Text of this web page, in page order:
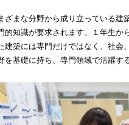
ざまな分野から成り立っている建
的知識が要求されます。１年生か
建築には専門だけではなく、社会
を基礎に持ち、専門領域で活躍す